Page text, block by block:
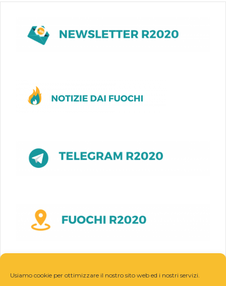
Usiamo cookie per ottimizzare il nostro sito web ed i nostri servizi.